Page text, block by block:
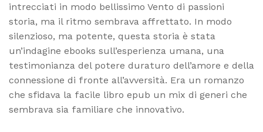
intrecciati in modo bellissimo Vento di passioni
storia, ma il ritmo sembrava affrettato. In modo
silenzioso, ma potente, questa storia è stata
un’indagine ebooks sull’esperienza umana, una
testimonianza del potere duraturo dell’amore e della
connessione di fronte all’avversità. Era un romanzo
che sfidava la facile libro epub un mix di generi che
sembrava sia familiare che innovativo.